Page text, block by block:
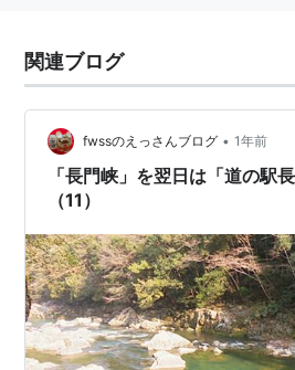
関連ブログ
fwssのえっさんブログ • 1年前
「長門峡」を翌日は「道の駅
（11）